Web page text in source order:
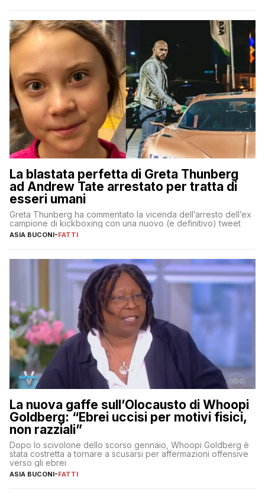
La blastata perfetta di Greta Thunberg
ad Andrew Tate arrestato per tratta di
esseri umani
Greta Thunberg ha commentato la vicenda dell’arresto dell’ex
campione di kickboxing con una nuovo (e definitivo) tweet
ASIA BUCONI-FATTI
La nuova gaffe sull’Olocausto di Whoopi
Goldberg: “Ebrei uccisi per motivi fisici,
non razziali”
Dopo lo scivolone dello scorso gennaio, Whoopi Goldberg è
stata costretta a tornare a scusarsi per affermazioni offensive
verso gli ebrei
ASIA BUCONI-FATTI